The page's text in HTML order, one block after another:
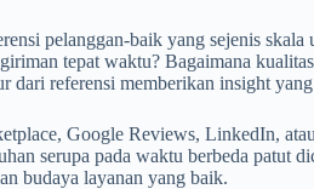
pelanggan-baik yang sejenis skala
tepat waktu? Bagaimana
dari referensi memberikan insight
Google Reviews, LinkedIn,
serupa pada waktu berbeda patut
budaya layanan yang baik.